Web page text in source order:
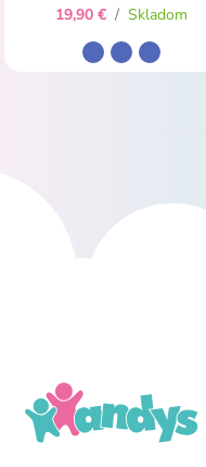
19,90 € / Skladom